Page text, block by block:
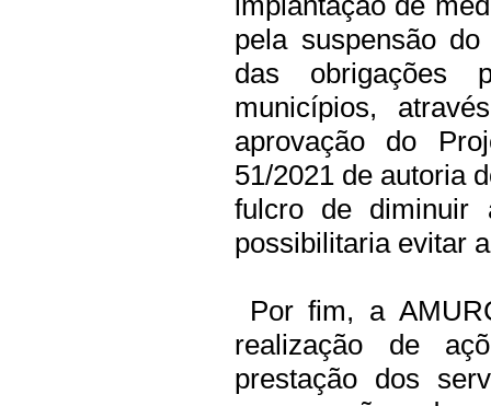
pela suspensão
das obrigações
municípios,
aprovação do
51/2021 de autoria
fulcro de diminuir
possibilitaria evitar
Por fim, a
realização de
prestação dos